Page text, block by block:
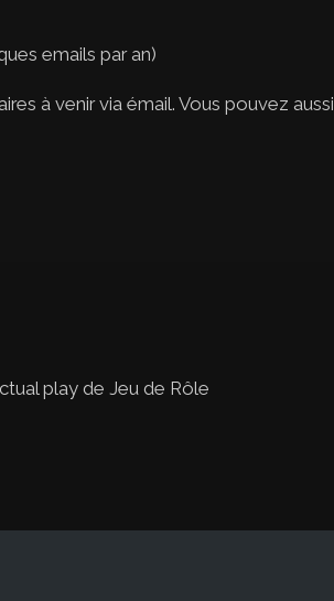
emails par an)
à venir via émail. Vous pouvez aussi
play de Jeu de Rôle